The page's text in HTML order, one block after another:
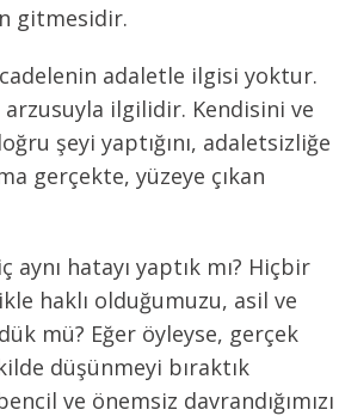
gitmesidir.
adaletle ilgisi yoktur.
ilgilidir. Kendisini ve
şeyi yaptığını, adaletsizliğe
gerçekte, yüzeye çıkan
hatayı yaptık mı? Hiçbir
haklı olduğumuzu, asil ve
mü? Eğer öyleyse, gerçek
düşünmeyi bıraktık
ve önemsiz davrandığımızı